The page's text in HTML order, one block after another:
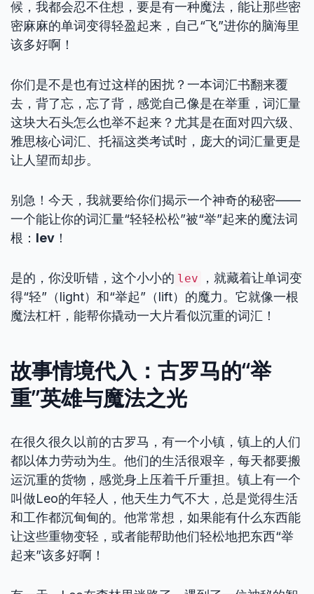
候，我都会忍不住想，要是有一种魔法，能让那些密
密麻麻的单词变得轻盈起来，自己“飞”进你的脑海里
该多好啊！
你们是不是也有过这样的困扰？一本词汇书翻来覆
去，背了忘，忘了背，感觉自己像是在举重，词汇量
这块大石头怎么也举不起来？尤其是在面对四六级、
雅思核心词汇、托福这类考试时，庞大的词汇量更是
让人望而却步。
别急！今天，我就要给你们揭示一个神奇的秘密——
一个能让你的词汇量“轻轻松松”被“举”起来的魔法词
根： lev ！
是的，你没听错，这个小小的 lev
，就藏着让单词变
得“轻”（light）和“举起”（lift）的魔力。它就像一根
魔法杠杆，能帮你撬动一大片看似沉重的词汇！
故事情境代入：古罗马的“举
重”英雄与魔法之光
在很久很久以前的古罗马，有一个小镇，镇上的人们
都以体力劳动为生。他们的生活很艰辛，每天都要搬
运沉重的货物，感觉身上压着千斤重担。镇上有一个
叫做Leo的年轻人，他天生力气不大，总是觉得生活
和工作都沉甸甸的。他常常想，如果能有什么东西能
让这些重物变轻，或者能帮助他们轻松地把东西“举
起来”该多好啊！